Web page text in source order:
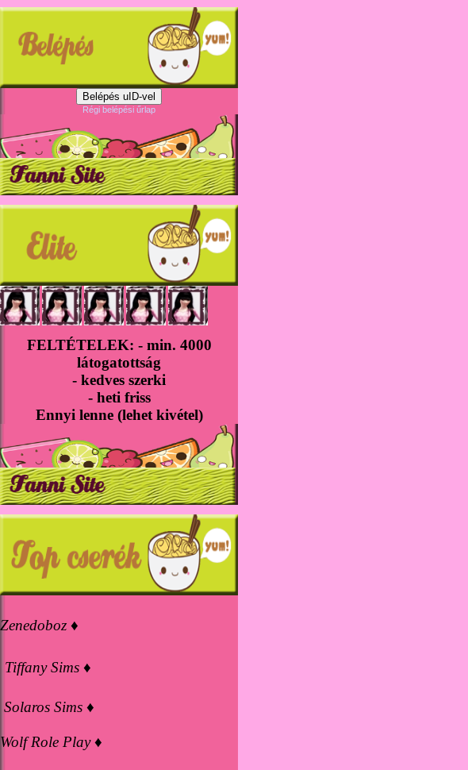
Belépés uID-vel
Régi belépési űrlap
FELTÉTELEK: - min. 4000
látogatottság
- kedves szerki
- heti friss
Ennyi lenne (lehet kivétel)
Zenedoboz ♦
Tiffany Sims ♦
Solaros Sims ♦
Wolf Role Play ♦